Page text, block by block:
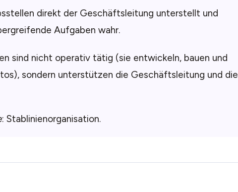
direkt der Geschäftsleitung unterstellt und
Aufgaben wahr.
sind nicht operativ tätig (sie entwickeln, bauen und
sondern unterstützen die Geschäftsleitung und die
: Stablinienorganisation.